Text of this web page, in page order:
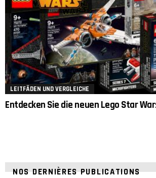
LEITFÄDEN UND VERGLEICHE
Entdecken Sie die neuen Lego Star
NOS DERNIÈRES PUBLICATIONS